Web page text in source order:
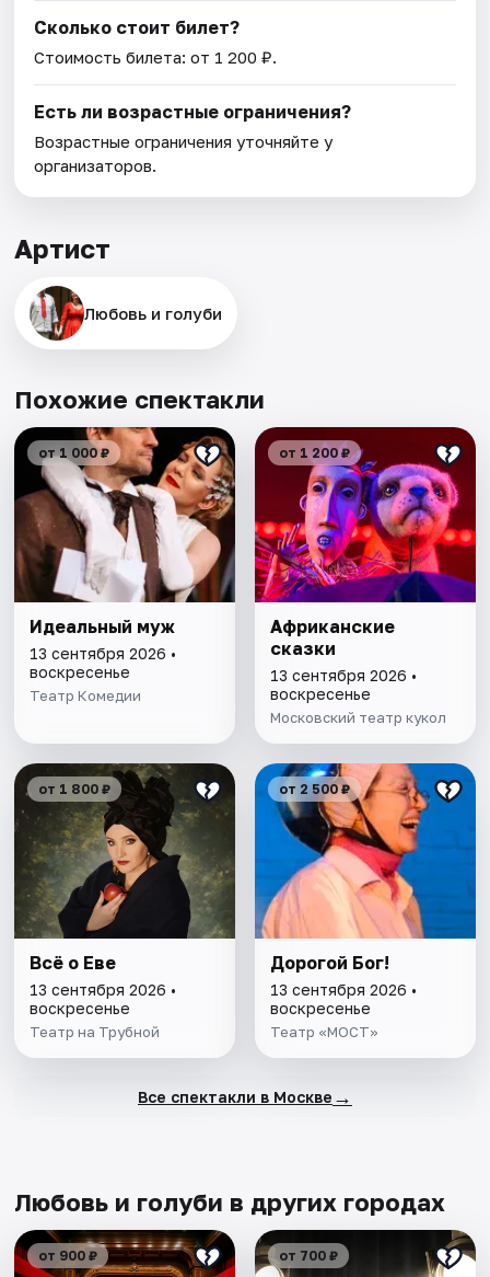
Сколько стоит билет?
Стоимость билета: от 1 200 ₽.
Есть ли возрастные ограничения?
Возрастные ограничения уточняйте у
организаторов.
Артист
Любовь и голуби
Похожие спектакли
от 1 000 ₽
Идеальный муж
13 сентября 2026 •
воскресенье
Театр Комедии
от 1 200 ₽
Африканские
сказки
13 сентября 2026 •
воскресенье
Московский театр кукол
от 1 800 ₽
Всё о Еве
13 сентября 2026 •
воскресенье
Театр на Трубной
от 2 500 ₽
Дорогой Бог!
13 сентября 2026 •
воскресенье
Театр «МОСТ»
Все спектакли в Москве →
Любовь и голуби в других городах
от 900 ₽ от 700 ₽